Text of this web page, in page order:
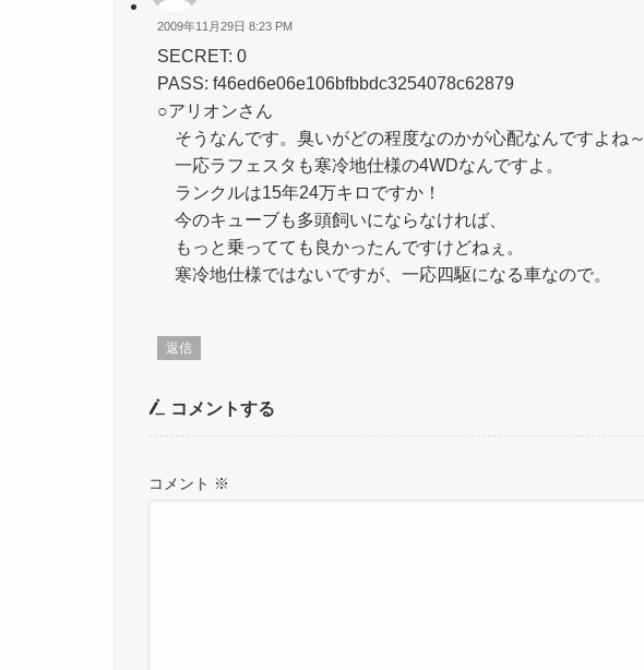
2009年11月29日 8:23 PM
SECRET: 0
PASS: f46ed6e06e106bfbbdc3254078c62879
○アリオンさん
そうなんです。臭いがどの程度なのかが心配なんですよね～
一応ラフェスタも寒冷地仕様の4WDなんですよ。
ランクルは15年24万キロですか！
今のキューブも多頭飼いにならなければ、
もっと乗ってても良かったんですけどねぇ。
寒冷地仕様ではないですが、一応四駆になる車なので。
返信
コメントする
コメント ※